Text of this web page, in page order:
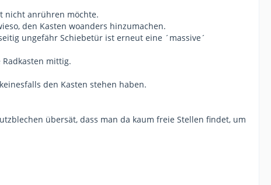
nicht anrühren möchte.
den Kasten woanders hinzumachen.
ungefähr Schiebetür ist erneut eine ´massive´
mittig.
den Kasten stehen haben.
übersät, dass man da kaum freie Stellen findet, um